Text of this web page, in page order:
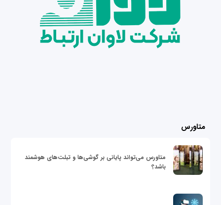
متاورس
متاورس می‌تواند پایانی بر گوشی‌ها و تبلت‌های هوشمند
باشد؟